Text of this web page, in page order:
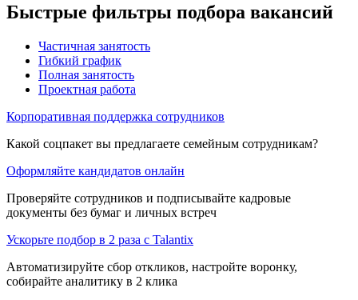
Быстрые фильтры подбора вакансий
Частичная занятость
Гибкий график
Полная занятость
Проектная работа
Корпоративная поддержка сотрудников
Какой соцпакет вы предлагаете семейным сотрудникам?
Оформляйте кандидатов онлайн
Проверяйте сотрудников и подписывайте кадровые
документы без бумаг и личных встреч
Ускорьте подбор в 2 раза с Talantix
Автоматизируйте сбор откликов, настройте воронку,
собирайте аналитику в 2 клика